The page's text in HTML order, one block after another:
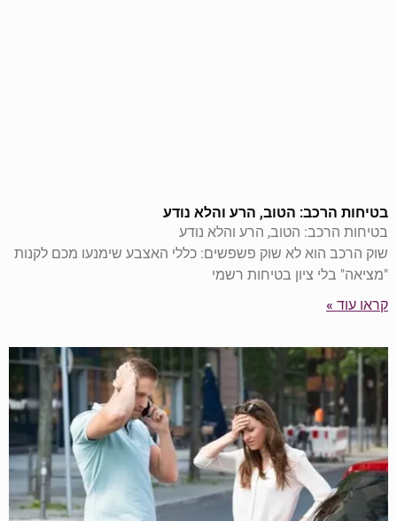
בטיחות הרכב: הטוב, הרע והלא נודע
בטיחות הרכב: הטוב, הרע והלא נודע
שוק הרכב הוא לא שוק פשפשים: כללי האצבע שימנעו מכם לקנות
"מציאה" בלי ציון בטיחות רשמי
קראו עוד »